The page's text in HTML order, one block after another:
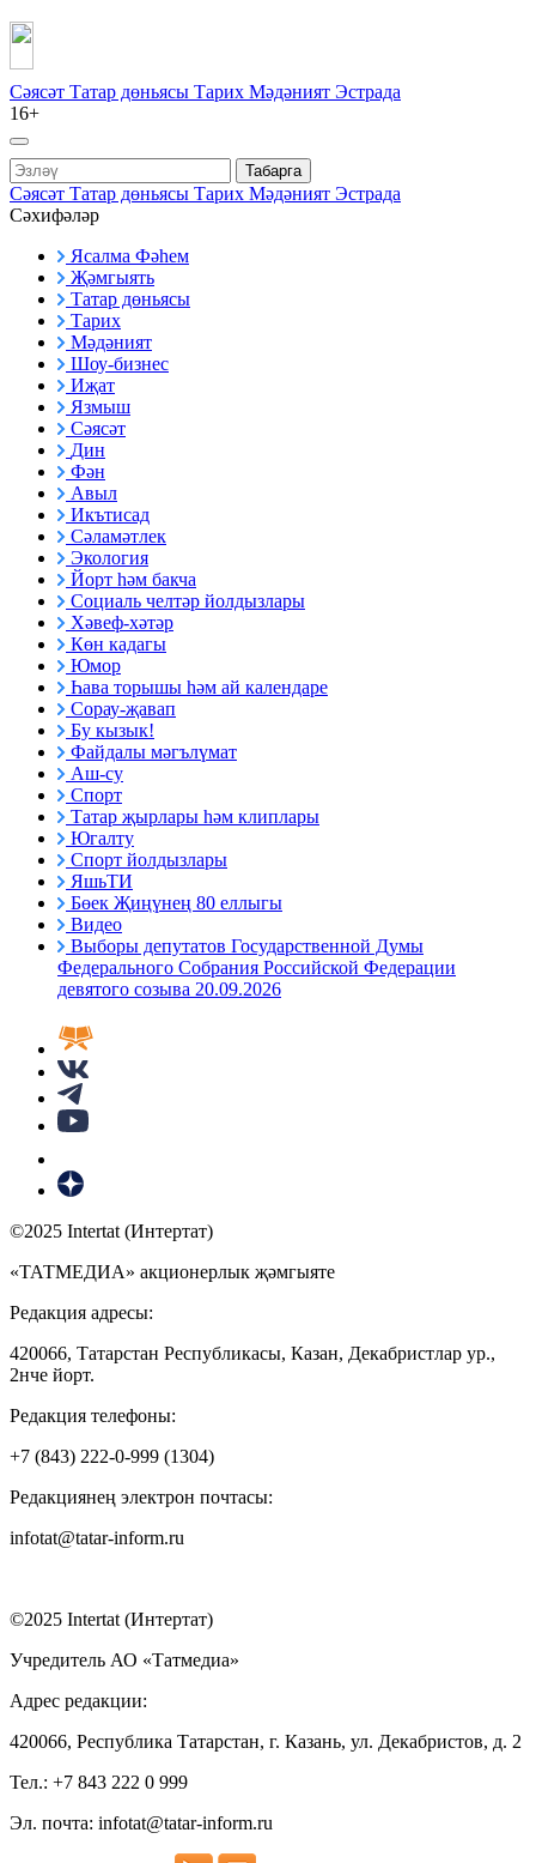
Сәясәт Татар дөньясы Тарих Мәдәният Эстрада
16+
Табарга
Сәясәт Татар дөньясы Тарих Мәдәният Эстрада
Сәхифәләр
Ясалма Фәһем
Җәмгыять
Татар дөньясы
Тарих
Мәдәният
Шоу-бизнес
Иҗат
Язмыш
Сәясәт
Дин
Фән
Авыл
Икътисад
Сәламәтлек
Экология
Йорт һәм бакча
Социаль челтәр йолдызлары
Хәвеф-хәтәр
Көн кадагы
Юмор
Һава торышы һәм ай календаре
Сорау-җавап
Бу кызык!
Файдалы мәгълүмат
Аш-су
Спорт
Татар җырлары һәм клиплары
Югалту
Спорт йолдызлары
ЯшьТИ
Бөек Җиңүнең 80 еллыгы
Видео
Выборы депутатов Государственной Думы
Федерального Собрания Российской Федерации
девятого созыва 20.09.2026
©2025 Intertat (Интертат)
«ТАТМЕДИА» акционерлык җәмгыяте
Редакция адресы:
420066, Татарстан Республикасы, Казан, Декабристлар ур.,
2нче йорт.
Редакция телефоны:
+7 (843) 222-0-999 (1304)
Редакциянең электрон почтасы:
infotat@tatar-inform.ru
©2025 Intertat (Интертат)
Учредитель АО «Татмедиа»
Адрес редакции:
420066, Республика Татарстан, г. Казань, ул. Декабристов, д. 2
Тел.: +7 843 222 0 999
Эл. почта: infotat@tatar-inform.ru